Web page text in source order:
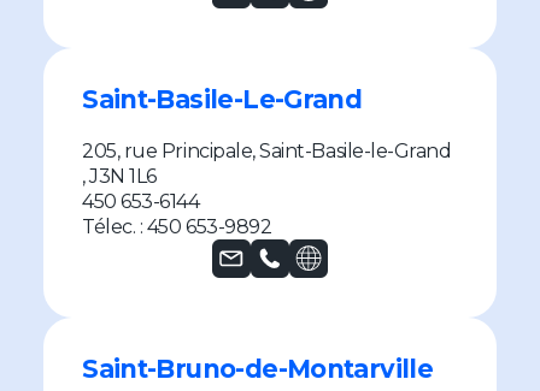
Saint-Basile-Le-Grand
205, rue Principale, Saint-Basile-le-Grand
, J3N 1L6
450 653-6144
Télec. : 450 653-9892
Saint-Bruno-de-Montarville